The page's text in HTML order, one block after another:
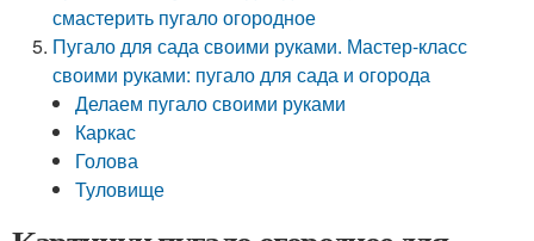
смастерить пугало огородное
Пугало для сада своими руками. Мастер-класс
своими руками: пугало для сада и огорода
Делаем пугало своими руками
Каркас
Голова
Туловище